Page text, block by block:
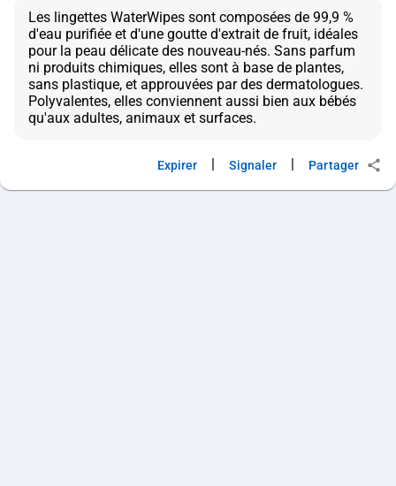
Les lingettes WaterWipes sont composées de 99,9 %
d'eau purifiée et d'une goutte d'extrait de fruit, idéales
pour la peau délicate des nouveau-nés. Sans parfum
ni produits chimiques, elles sont à base de plantes,
sans plastique, et approuvées par des dermatologues.
Polyvalentes, elles conviennent aussi bien aux bébés
Expirer Signaler Partager